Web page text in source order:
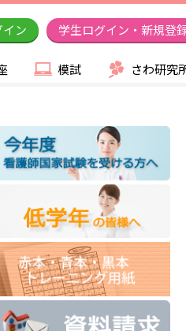
ン 学生ログイン・新規登
模試 さわ研究